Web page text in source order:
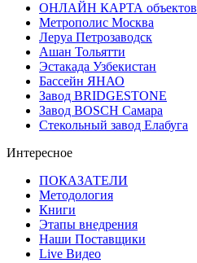
ОНЛАЙН КАРТА объектов
Метрополис Москва
Леруа Петрозаводск
Ашан Тольятти
Эстакада Узбекистан
Бассейн ЯНАО
Завод BRIDGESTONE
Завод BOSCH Самара
Стекольный завод Елабуга
Интересное
ПОКАЗАТЕЛИ
Методология
Книги
Этапы внедрения
Наши Поставщики
Live Видео